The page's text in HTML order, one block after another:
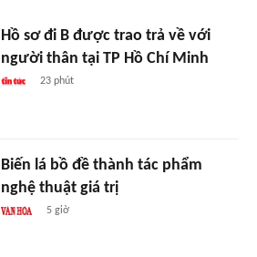
Hồ sơ đi B được trao trả về với
người thân tại TP Hồ Chí Minh
23 phút
Biến lá bồ đề thành tác phẩm
nghệ thuật giá trị
5 giờ